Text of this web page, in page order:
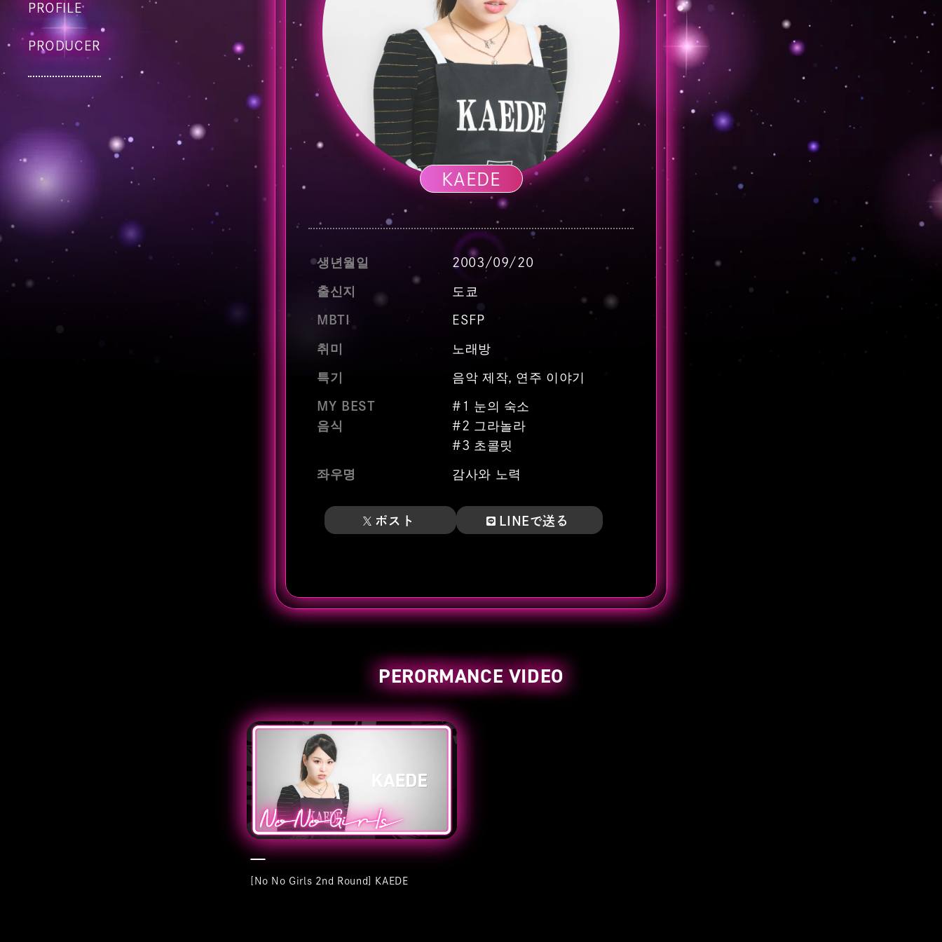
PROFILE
PRODUCER
KAEDE
생년월일 2003/09/20
출신지 도쿄
MBTI ESFP
취미 노래방
특기 음악 제작, 연주 이야기
MY BEST
음식
#1 눈의 숙소
#2 그라놀라
#3 초콜릿
좌우명 감사와 노력
ポスト LINEで送る
PERORMANCE VIDEO
[No No Girls 2nd Round] KAEDE